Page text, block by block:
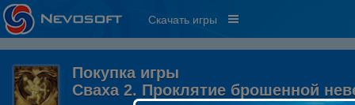
Скачать игры
Покупка игры
Сваха 2. Проклятие брошенной